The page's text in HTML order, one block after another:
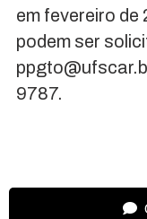
em fevereiro
podem ser
9787.